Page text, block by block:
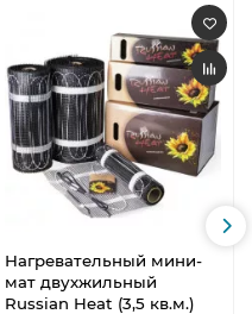
Нагревательный мини-
мат двухжильный
Russian Heat (3,5 кв.м.)